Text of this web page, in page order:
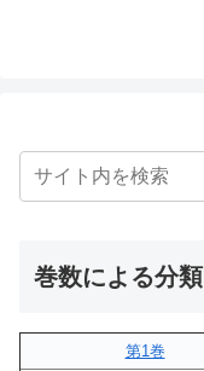
巻数による分類
第1巻